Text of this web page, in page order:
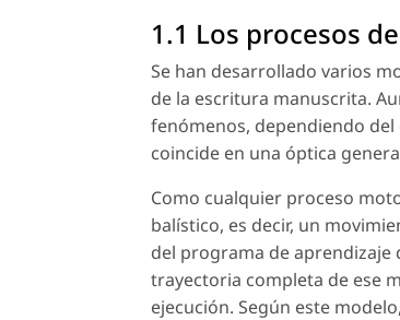
1.1 Los procesos
Se han desarrollado varios
de la escritura manuscrita.
fenómenos, dependiendo
coincide en una óptica
Como cualquier proceso
balístico, es decir, un
del programa de aprendizaje
trayectoria completa de ese
ejecución. Según este